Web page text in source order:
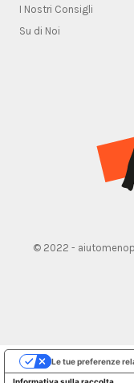
I Nostri Consigli
Su di Noi
© 2022 -
Le tue preferenze